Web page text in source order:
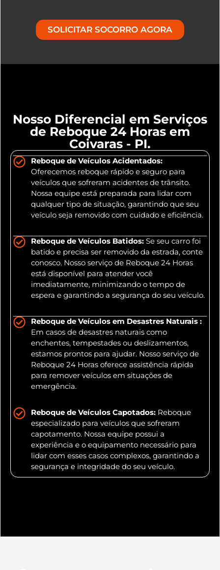
SOLICITAR SOCORRO AGORA
Nosso Diferencial em Serviços
de Reboque 24 Horas em
Coivaras - PI.
Reboque de Veículos Acidentados:
Oferecemos reboque rápido e seguro para
veículos que sofreram acidentes de trânsito.
Nossa equipe está preparada para lidar com
qualquer tipo de situação, garantindo que seu
veículo seja removido com cuidado e eficiência.
Reboque de Veículos Batidos: Se seu carro foi
batido e precisa ser removido da estrada, conte
conosco. Nosso serviço de Reboque 24 Horas
está disponível para atender você
imediatamente, minimizando o tempo de
espera e garantindo a segurança do seu veículo.
Reboque de Veículos em Desastres Naturais :
Em casos de desastres naturais como
enchentes, tempestades ou deslizamentos,
estamos prontos para ajudar. Nosso serviço de
Reboque 24 Horas oferece assistência rápida
para remover veículos em situações de
emergência.
Reboque de Veículos Capotados: Reboque
especializado para veículos que sofreram
capotamento. Nossa equipe possui a
experiência e o equipamento necessário para
lidar com esses casos complexos, garantindo a
segurança e integridade do seu veículo.